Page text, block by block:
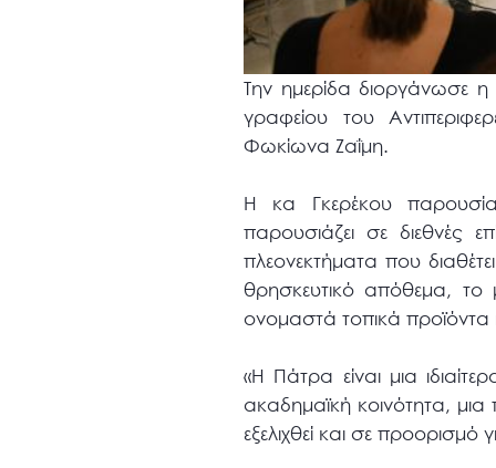
Την ημερίδα διοργάνωσε
γραφείου του
Φωκίωνα Ζαΐμη.
Η κα Γκερέκου
παρουσιάζει σε διεθνές
πλεονεκτήματα που
θρησκευτικό απόθεμα, το
ονομαστά τοπικά προϊόντα
«H Πάτρα είναι μια
ακαδημαϊκή κοινότητα,
εξελιχθεί και σε